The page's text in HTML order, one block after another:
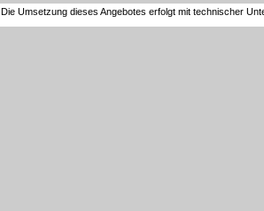
Die Umsetzung dieses Angebotes erfolgt mit technischer